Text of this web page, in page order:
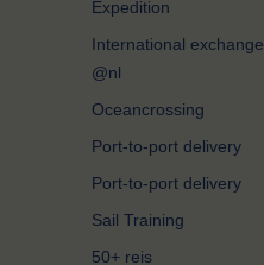
Expedition
International exchange
@nl
Oceancrossing
Port-to-port delivery
Port-to-port delivery
Sail Training
50+ reis